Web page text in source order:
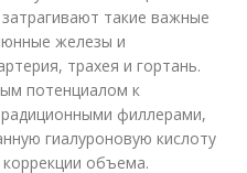
такие важные
железы и
трахея и гортань.
потенциалом к
филлерами,
гиалуроновую кислоту
объема.